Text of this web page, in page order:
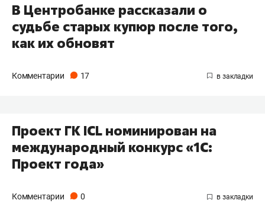
В Центробанке рассказали о
судьбе старых купюр после того,
как их обновят
Комментарии 17
Проект ГК ICL номинирован на
международный конкурс «1С:
Проект года»
Комментарии 0